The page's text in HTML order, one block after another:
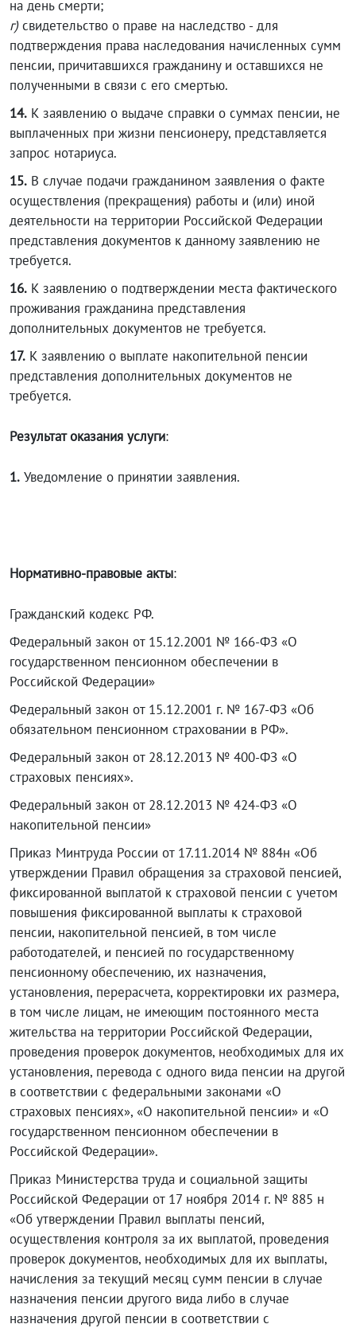
на день смерти;
г)свидетельство о праве на наследство - для
подтверждения права наследования начисленных сумм
пенсии, причитавшихся гражданину и оставшихся не
полученными в связи с его смертью.
14. К заявлению о выдаче справки о суммах пенсии, не
выплаченных при жизни пенсионеру, представляется
запрос нотариуса.
15. В случае подачи гражданином заявления о факте
осуществления (прекращения) работы и (или) иной
деятельности на территории Российской Федерации
представления документов к данному заявлению не
требуется.
16. К заявлению о подтверждении места фактического
проживания гражданина представления
дополнительных документов не требуется.
17. К заявлению о выплате накопительной пенсии
представления дополнительных документов не
требуется.
Результат оказания услуги:
1. Уведомление о принятии заявления.
Нормативно-правовые акты:
Гражданский кодекс РФ.
Федеральный закон от 15.12.2001 № 166-ФЗ «О
государственном пенсионном обеспечении в
Российской Федерации»
Федеральный закон от 15.12.2001 г. № 167-ФЗ «Об
обязательном пенсионном страховании в РФ».
Федеральный закон от 28.12.2013 № 400-ФЗ «О
страховых пенсиях».
Федеральный закон от 28.12.2013 № 424-ФЗ «О
накопительной пенсии»
Приказ Минтруда России от 17.11.2014 № 884н «Об
утверждении Правил обращения за страховой пенсией,
фиксированной выплатой к страховой пенсии с учетом
повышения фиксированной выплаты к страховой
пенсии, накопительной пенсией, в том числе
работодателей, и пенсией по государственному
пенсионному обеспечению, их назначения,
установления, перерасчета, корректировки их размера,
в том числе лицам, не имеющим постоянного места
жительства на территории Российской Федерации,
проведения проверок документов, необходимых для их
установления, перевода с одного вида пенсии на другой
в соответствии с федеральными законами «О
страховых пенсиях», «О накопительной пенсии» и «О
государственном пенсионном обеспечении в
Российской Федерации».
Приказ Министерства труда и социальной защиты
Российской Федерации от 17 ноября 2014 г. № 885 н
«Об утверждении Правил выплаты пенсий,
осуществления контроля за их выплатой, проведения
проверок документов, необходимых для их выплаты,
начисления за текущий месяц сумм пенсии в случае
назначения пенсии другого вида либо в случае
назначения другой пенсии в соответствии с